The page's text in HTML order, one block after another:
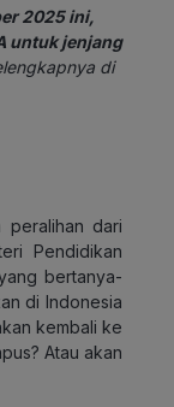
2025 ini,
untuk jenjang
di
peralihan dari
Pendidikan
bertanya-
di Indonesia
kembali ke
Atau akan